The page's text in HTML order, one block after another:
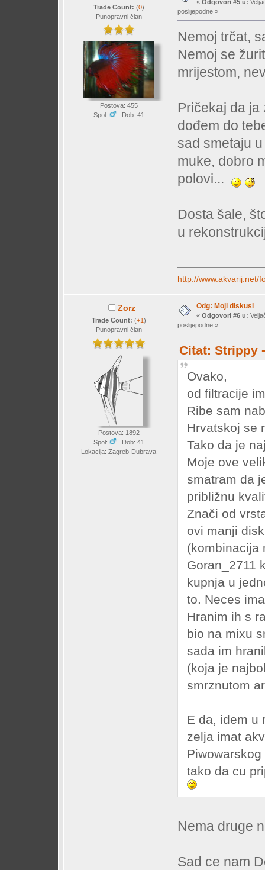
Trade Count: (0)
Punopravni član
Postova: 455
Spol:
Dob: 41
« Odgovori #5 u:
poslijepodne »
Nemoj trčat,
Nemoj se
mrijestom,
Pričekaj da
dođem do
sad smetaju
muke, dobro
polovi...
Dosta šale,
u
http://www.akvarij.net/
Zorz
Trade Count: (+1)
Punopravni član
Postova: 1892
Spol:
Dob: 41
Lokacija: Zagreb-Dubrava
Odg: Moji diskusi
« Odgovori #6 u:
poslijepodne »
Citat: Strippy
Ovako,
od filtracije
Ribe sam
Hrvatskoj se
Tako da je
Moje ove
smatram da
približnu
Znači od
ovi manji
(kombinacija
Goran_2711
kupnja u
to. Neces
Hranim ih s
bio na mixu
sada im
(koja je
smrznutom
E da, idem u
zelja imat
tako da cu
Nema druge
Sad ce nam